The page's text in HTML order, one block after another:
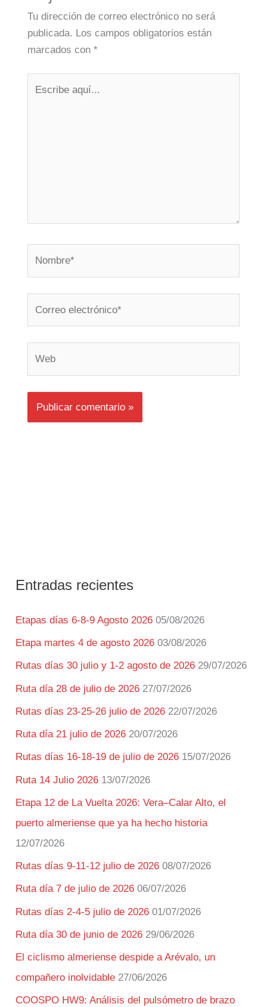
Tu dirección de correo electrónico no será
publicada. Los campos obligatorios están
marcados con *
Entradas recientes
Etapas días 6-8-9 Agosto 2026 05/08/2026
Etapa martes 4 de agosto 2026 03/08/2026
Rutas días 30 julio y 1-2 agosto de 2026 29/07/2026
Ruta día 28 de julio de 2026 27/07/2026
Rutas días 23-25-26 julio de 2026 22/07/2026
Ruta día 21 julio de 2026 20/07/2026
Rutas días 16-18-19 de julio de 2026 15/07/2026
Ruta 14 Julio 2026 13/07/2026
Etapa 12 de La Vuelta 2026: Vera–Calar Alto, el
puerto almeriense que ya ha hecho historia
12/07/2026
Rutas días 9-11-12 julio de 2026 08/07/2026
Ruta día 7 de julio de 2026 06/07/2026
Rutas días 2-4-5 julio de 2026 01/07/2026
Ruta día 30 de junio de 2026 29/06/2026
El ciclismo almeriense despide a Arévalo, un
compañero inolvidable 27/06/2026
COOSPO HW9: Análisis del pulsómetro de brazo